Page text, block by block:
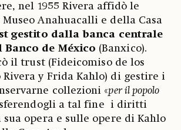
nel 1955 Rivera affidò le
Anahuacalli e della Casa
gestito dalla banca centrale
Banco de México (Banxico).
il trust (Fideicomiso de los
Rivera y Frida Kahlo) di gestire i
collezioni «per il popolo
a tal fine i diritti
sua opera e sulle opere di Kahlo